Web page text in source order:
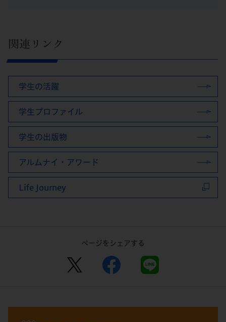
関連リンク
学生の活躍
学生プロファイル
学生の出版物
アルムナイ・アワード
Life Journey
ページをシェアする